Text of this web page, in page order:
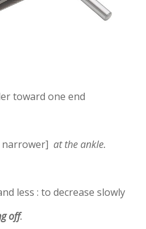
toward one end
at the ankle.
less : to decrease slowly
off.